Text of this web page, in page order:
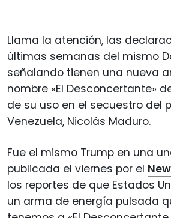
Llama la atención, las
últimas semanas del mismo
señalando tienen una nueva
nombre «El Desconcertante»
de su uso en el secuestro del
Venezuela, Nicolás Maduro.
Fue el mismo Trump en una
publicada el viernes por el
los reportes de que Estados
un arma de energía pulsada